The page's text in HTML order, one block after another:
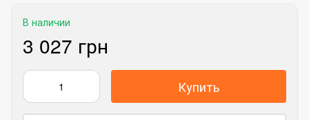
В наличии
3 027 грн
Купить